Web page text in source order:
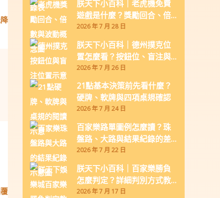
朕天下小百科｜老虎機免費
遊戲是什麼？獎勵回合、倍
數與波動怎麼看
2026 年 7 月 28 日
朕天下小百科｜德州撲克位
置怎麼看？按鈕位、盲注與
翻牌前的資訊差
2026 年 7 月 26 日
21點基本決策前先看什麼？
硬牌、軟牌與四項桌規確認
2026 年 7 月 24 日
百家樂路單圖例怎麼讀？珠
盤路、大路與結果紀錄的差
別
2026 年 7 月 22 日
朕天下小百科｜百家樂勝負
怎麼判定？詳細判別方式教
學
2026 年 7 月 17 日